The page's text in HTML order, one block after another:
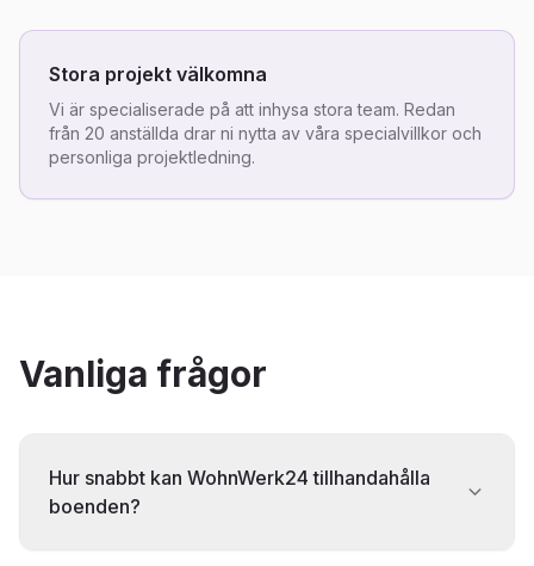
Stora projekt välkomna
Vi är specialiserade på att inhysa stora team. Redan
från 20 anställda drar ni nytta av våra specialvillkor och
personliga projektledning.
Vanliga frågor
Hur snabbt kan WohnWerk24 tillhandahålla
boenden?